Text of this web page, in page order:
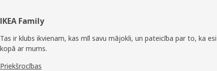
Kājene
IKEA Family
Tas ir klubs ikvienam, kas mīl savu mājokli, un pateicība par to, ka esi
kopā ar mums.
Priekšrocības